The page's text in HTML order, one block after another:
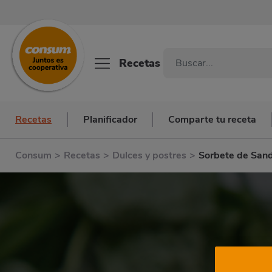
Recetas
Recetas Planificador Comparte tu receta
Consum > Recetas > Dulces y postres > Sorbete de